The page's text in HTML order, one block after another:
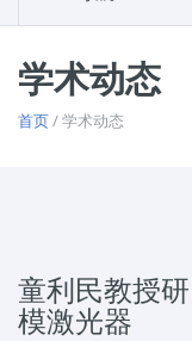
学术动态
首页/ 学术动态
童利民教授
模激光器